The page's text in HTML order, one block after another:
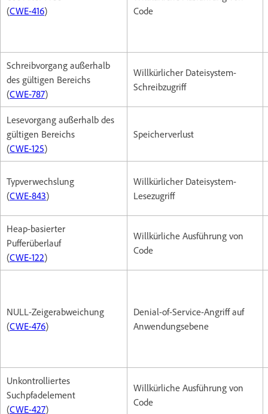
(CWE-416)
Code
Schreibvorgang außerhalb
des gültigen Bereichs
(CWE-787)
Willkürlicher Dateisystem-
Schreibzugriff
Lesevorgang außerhalb des
gültigen Bereichs
(CWE-125)
Speicherverlust
Typverwechslung
(CWE-843)
Willkürlicher Dateisystem-
Lesezugriff
Heap-basierter
Pufferüberlauf
(CWE-122)
Willkürliche Ausführung von
Code
NULL-Zeigerabweichung
(CWE-476)
Denial-of-Service-Angriff auf
Anwendungsebene
Unkontrolliertes
Suchpfadelement
(CWE-427)
Willkürliche Ausführung von
Code